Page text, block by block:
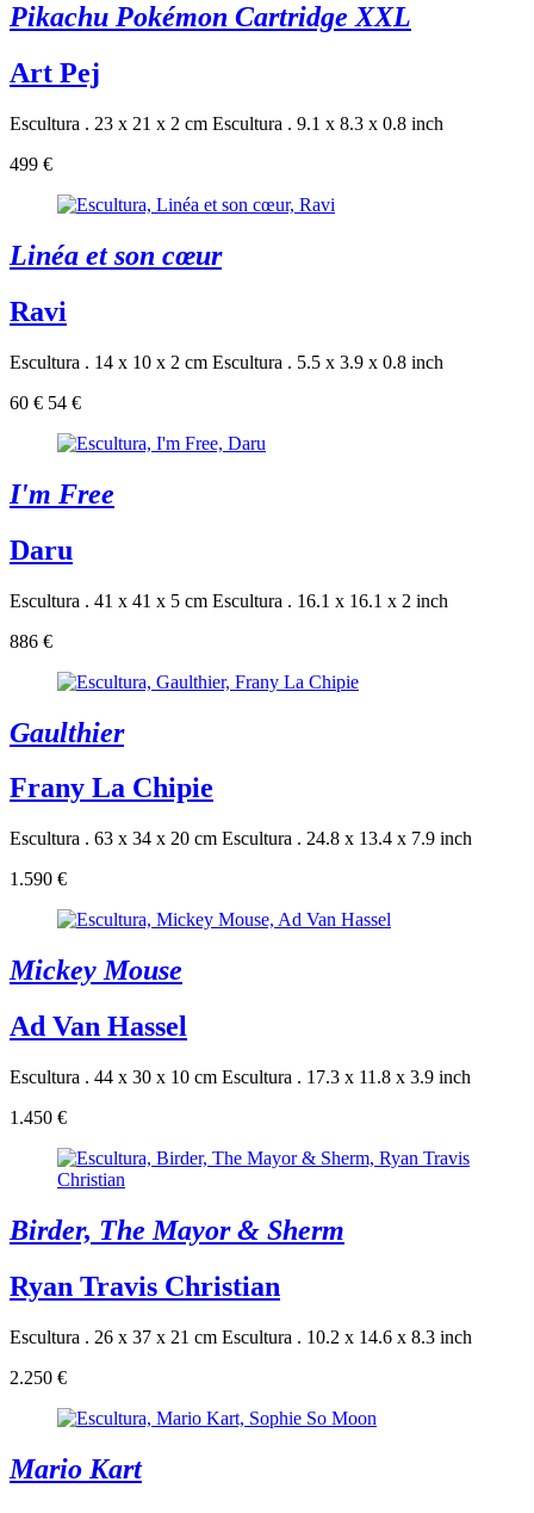
Pikachu Pokémon Cartridge XXL
Art Pej
Escultura . 23 x 21 x 2 cm Escultura . 9.1 x 8.3 x 0.8 inch
499 €
Linéa et son cœur
Ravi
Escultura . 14 x 10 x 2 cm Escultura . 5.5 x 3.9 x 0.8 inch
60 € 54 €
I'm Free
Daru
Escultura . 41 x 41 x 5 cm Escultura . 16.1 x 16.1 x 2 inch
886 €
Gaulthier
Frany La Chipie
Escultura . 63 x 34 x 20 cm Escultura . 24.8 x 13.4 x 7.9 inch
1.590 €
Mickey Mouse
Ad Van Hassel
Escultura . 44 x 30 x 10 cm Escultura . 17.3 x 11.8 x 3.9 inch
1.450 €
Birder, The Mayor & Sherm
Ryan Travis Christian
Escultura . 26 x 37 x 21 cm Escultura . 10.2 x 14.6 x 8.3 inch
2.250 €
Mario Kart